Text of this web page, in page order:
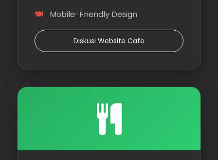
Mobile-Friendly Design
Diskusi Website Cafe